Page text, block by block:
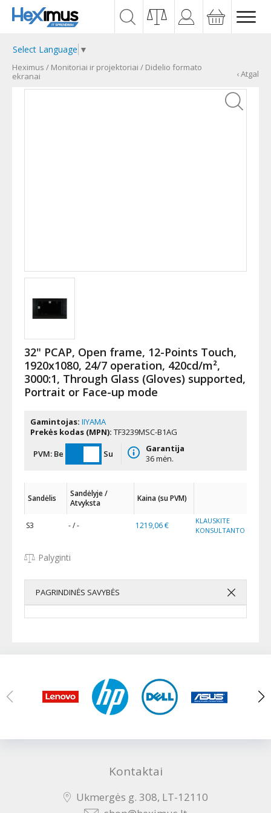
Select Language ▼
Heximus / Monitoriai ir projektoriai / Didelio formato
ekranai
‹ Atgal
32" PCAP, Open frame, 12-Points Touch,
1920x1080, 24/7 operation, 420cd/m²,
3000:1, Through Glass (Gloves) supported,
Portrait or Face-up mode
Gamintojas: IIYAMA
Prekės kodas (MPN): TF3239MSC-B1AG
PVM: Be Su
Garantija
36 mėn.
Sandėlis
Sandėlyje /
Atvyksta
Kaina (su PVM)
S3 - / - 1219,06 €
KLAUSKITE
KONSULTANTO
Palyginti
PAGRINDINĖS SAVYBĖS
Kontaktai
Ukmergės g. 308, LT-12110